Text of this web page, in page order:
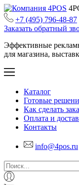
+7 (495) 796-48-87
Заказать обратный
Эффективные
для магазина,
Каталог
Готовые
Как сделать
Оплата и
Контакты
info@4pos.ru